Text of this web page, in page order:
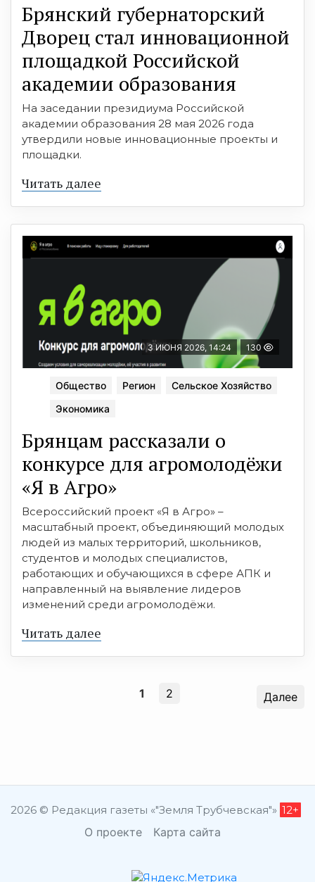
Брянский губернаторский
Дворец стал инновационной
площадкой Российской
академии образования
На заседании президиума Российской
академии образования 28 мая 2026 года
утвердили новые инновационные проекты и
площадки.
Читать далее
3 ИЮНЯ 2026, 14:24 130
Общество Регион
Сельское Хозяйство
Экономика
Брянцам рассказали о
конкурсе для агромолодёжи
«Я в Агро»
Всероссийский проект «Я в Агро» –
масштабный проект, объединяющий молодых
людей из малых территорий, школьников,
студентов и молодых специалистов,
работающих и обучающихся в сфере АПК и
направленный на выявление лидеров
изменений среди агромолодёжи.
Читать далее
1 2 Далее
2026 © Редакция газеты «"Земля Трубчевская"» 12+
О проекте Карта сайта